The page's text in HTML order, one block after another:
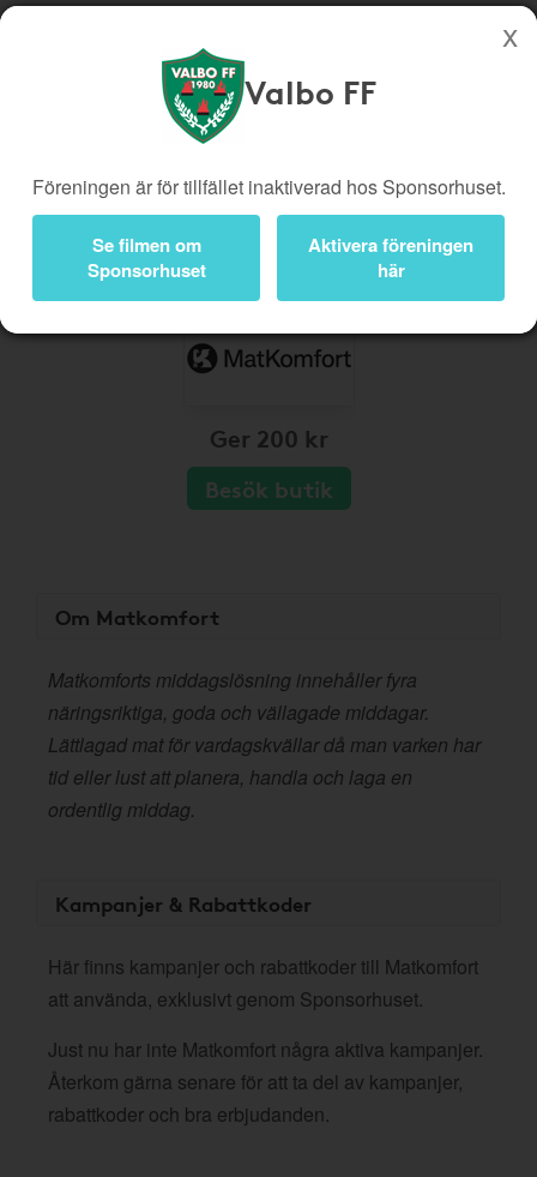
Köp genom denna sida stöttar Valbo FF
Presentkort
Kampanjer
Bli medlem
Logga in
Valbo FF
Föreningen är för tillfället inaktiverad hos Sponsorhuset.
Se filmen om
Sponsorhuset
Aktivera föreningen
här
Ger 200 kr
Besök butik
Om Matkomfort
Matkomforts middagslösning innehåller fyra
näringsriktiga, goda och vällagade middagar.
Lättlagad mat för vardagskvällar då man varken har
tid eller lust att planera, handla och laga en
ordentlig middag.
Kampanjer & Rabattkoder
Här finns kampanjer och rabattkoder till Matkomfort
att använda, exklusivt genom Sponsorhuset.
Just nu har inte Matkomfort några aktiva kampanjer.
Återkom gärna senare för att ta del av kampanjer,
rabattkoder och bra erbjudanden.